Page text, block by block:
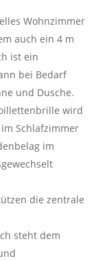
Wohnzimmer
auch ein 4 m
ist ein
bei Bedarf
und Dusche.
wird
Schlafzimmer
im
die zentrale
steht dem